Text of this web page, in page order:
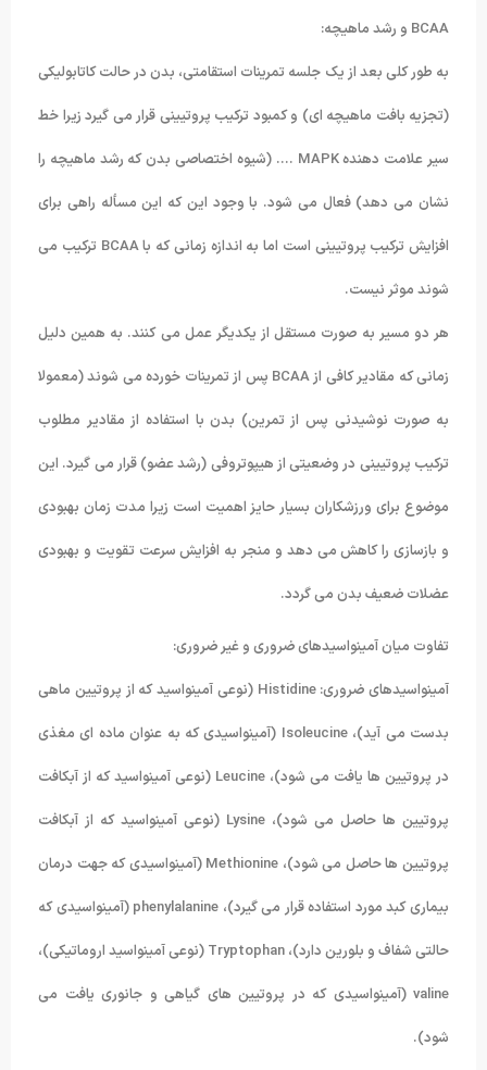
BCAA و رشد ماهیچه:
به طور کلی بعد از یک جلسه تمرینات استقامتی، بدن در حالت کاتابولیکی
(تجزیه بافت ماهیچه ای) و کمبود ترکیب پروتیینی قرار می گیرد زیرا خط
سیر علامت دهنده MAPK …. (شیوه اختصاصی بدن که رشد ماهیچه را
نشان می دهد) فعال می شود. با وجود این که این مسأله راهی برای
افزایش ترکیب پروتیینی است اما به اندازه زمانی که با BCAA ترکیب می
شوند موثر نیست.
هر دو مسیر به صورت مستقل از یکدیگر عمل می کنند. به همین دلیل
زمانی که مقادیر کافی از BCAA پس از تمرینات خورده می شوند (معمولا
به صورت نوشیدنی پس از تمرین) بدن با استفاده از مقادیر مطلوب
ترکیب پروتیینی در وضعیتی از هیپوتروفی (رشد عضو) قرار می گیرد. این
موضوع برای ورزشکاران بسیار حایز اهمیت است زیرا مدت زمان بهبودی
و بازسازی را کاهش می دهد و منجر به افزایش سرعت تقویت و بهبودی
عضلات ضعیف بدن می گردد.
تفاوت میان آمینواسیدهای ضروری و غیر ضروری:
آمینواسیدهای ضروری: Histidine (نوعی آمینواسید که از پروتیین ماهی
بدست می آید)، Isoleucine (آمینواسیدی که به عنوان ماده ای مغذی
در پروتیین ها یافت می شود)، Leucine (نوعی آمینواسید که از آبکافت
پروتیین ها حاصل می شود)، Lysine (نوعی آمینواسید که از آبکافت
پروتیین ها حاصل می شود)، Methionine (آمینواسیدی که جهت درمان
بیماری کبد مورد استفاده قرار می گیرد)، phenylalanine (آمینواسیدی که
حالتی شفاف و بلورین دارد)، Tryptophan (نوعی آمینواسید اروماتیکی)،
valine (آمینواسیدی که در پروتیین های گیاهی و جانوری یافت می
شود).